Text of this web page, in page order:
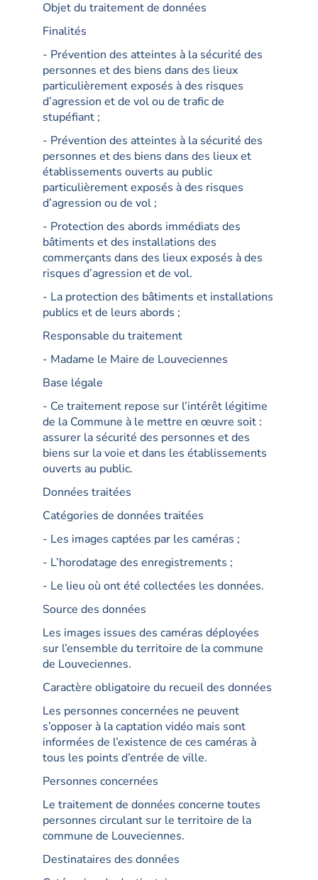
Objet du traitement de données
Finalités
- Prévention des atteintes à la sécurité des
personnes et des biens dans des lieux
particulièrement exposés à des risques
d’agression et de vol ou de trafic de
stupéfiant ;
- Prévention des atteintes à la sécurité des
personnes et des biens dans des lieux et
établissements ouverts au public
particulièrement exposés à des risques
d’agression ou de vol ;
- Protection des abords immédiats des
bâtiments et des installations des
commerçants dans des lieux exposés à des
risques d’agression et de vol.
- La protection des bâtiments et installations
publics et de leurs abords ;
Responsable du traitement
- Madame le Maire de Louveciennes
Base légale
- Ce traitement repose sur l’intérêt légitime
de la Commune à le mettre en œuvre soit :
assurer la sécurité des personnes et des
biens sur la voie et dans les établissements
ouverts au public.
Données traitées
Catégories de données traitées
- Les images captées par les caméras ;
- L’horodatage des enregistrements ;
- Le lieu où ont été collectées les données.
Source des données
Les images issues des caméras déployées
sur l’ensemble du territoire de la commune
de Louveciennes.
Caractère obligatoire du recueil des données
Les personnes concernées ne peuvent
s’opposer à la captation vidéo mais sont
informées de l’existence de ces caméras à
tous les points d’entrée de ville.
Personnes concernées
Le traitement de données concerne toutes
personnes circulant sur le territoire de la
commune de Louveciennes.
Destinataires des données